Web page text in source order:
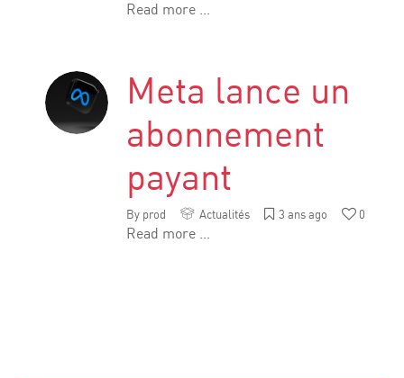
Read more ...
Meta lance un
abonnement
payant
By prod Actualités 3 ans ago 0
Read more ...